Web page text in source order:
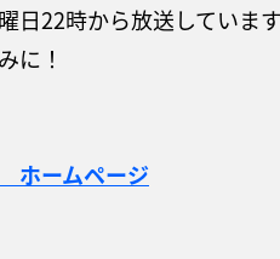
日22時から放送していま
に！
ホームページ